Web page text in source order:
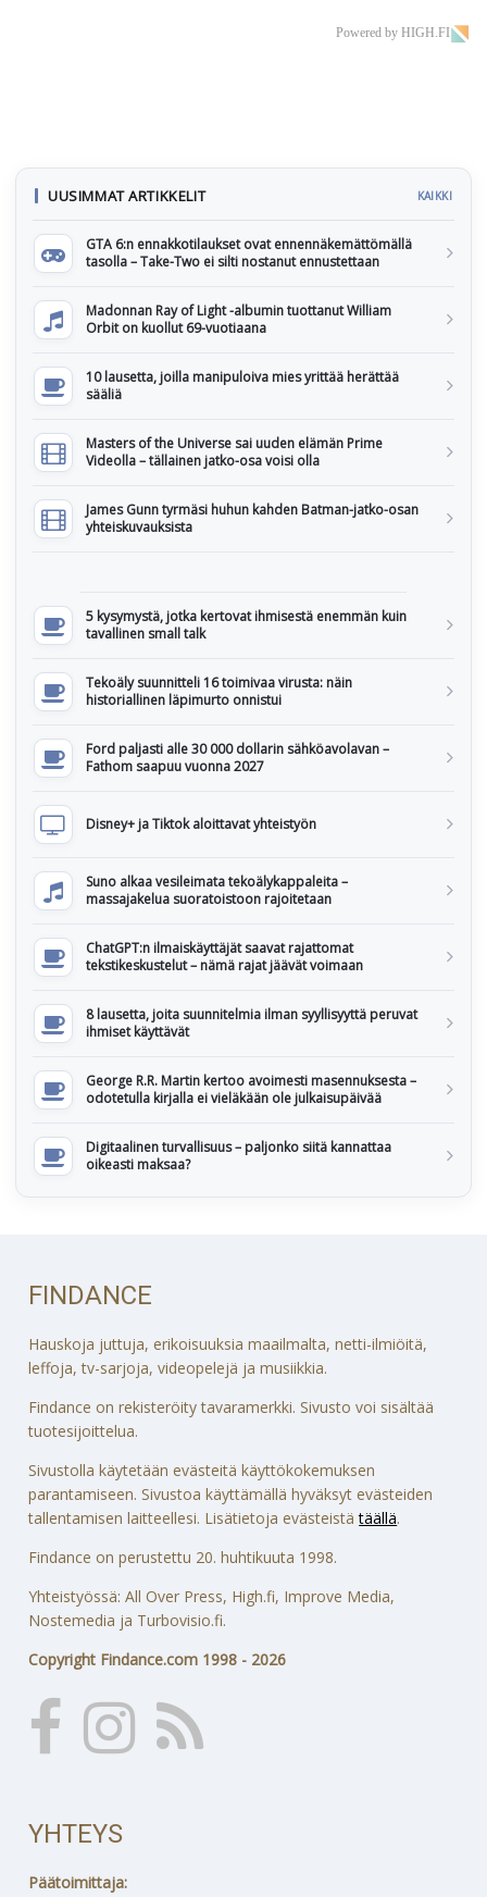
Powered by HIGH.FI
UUSIMMAT ARTIKKELIT KAIKKI
GTA 6:n ennakkotilaukset ovat ennennäkemättömällä
tasolla – Take-Two ei silti nostanut ennustettaan
Madonnan Ray of Light -albumin tuottanut William
Orbit on kuollut 69-vuotiaana
10 lausetta, joilla manipuloiva mies yrittää herättää
sääliä
Masters of the Universe sai uuden elämän Prime
Videolla – tällainen jatko-osa voisi olla
James Gunn tyrmäsi huhun kahden Batman-jatko-osan
yhteiskuvauksista
5 kysymystä, jotka kertovat ihmisestä enemmän kuin
tavallinen small talk
Tekoäly suunnitteli 16 toimivaa virusta: näin
historiallinen läpimurto onnistui
Ford paljasti alle 30 000 dollarin sähköavolavan –
Fathom saapuu vuonna 2027
Disney+ ja Tiktok aloittavat yhteistyön
Suno alkaa vesileimata tekoälykappaleita –
massajakelua suoratoistoon rajoitetaan
ChatGPT:n ilmaiskäyttäjät saavat rajattomat
tekstikeskustelut – nämä rajat jäävät voimaan
8 lausetta, joita suunnitelmia ilman syyllisyyttä peruvat
ihmiset käyttävät
George R.R. Martin kertoo avoimesti masennuksesta –
odotetulla kirjalla ei vieläkään ole julkaisupäivää
Digitaalinen turvallisuus – paljonko siitä kannattaa
oikeasti maksaa?
FINDANCE
Hauskoja juttuja, erikoisuuksia maailmalta, netti-ilmiöitä,
leffoja, tv-sarjoja, videopelejä ja musiikkia.
Findance on rekisteröity tavaramerkki. Sivusto voi sisältää
tuotesijoittelua.
Sivustolla käytetään evästeitä käyttökokemuksen
parantamiseen. Sivustoa käyttämällä hyväksyt evästeiden
tallentamisen laitteellesi. Lisätietoja evästeistätäällä.
Findance on perustettu 20. huhtikuuta 1998.
Yhteistyössä: All Over Press, High.fi, Improve Media,
Nostemedia ja Turbovisio.fi.
Copyright Findance.com 1998 - 2026
YHTEYS
Päätoimittaja: